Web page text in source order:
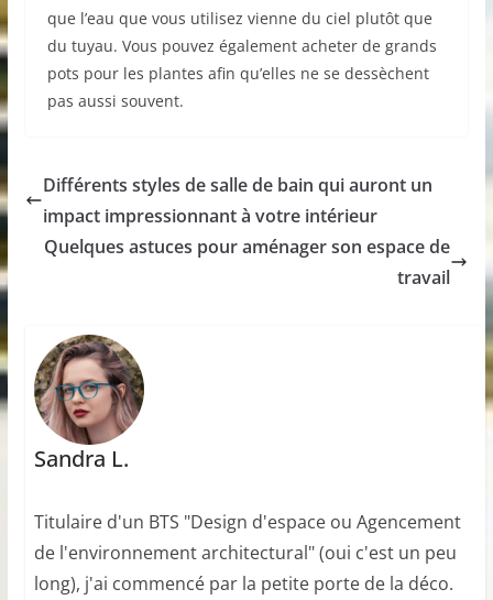
que l’eau que vous utilisez vienne du ciel plutôt que
du tuyau. Vous pouvez également acheter de grands
pots pour les plantes afin qu’elles ne se dessèchent
pas aussi souvent.
Différents styles de salle de bain qui auront un
impact impressionnant à votre intérieur
Quelques astuces pour aménager son espace de
travail
Sandra L.
Titulaire d'un BTS "Design d'espace ou Agencement
de l'environnement architectural" (oui c'est un peu
long), j'ai commencé par la petite porte de la déco.